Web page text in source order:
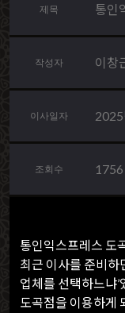
제목 통인
작성자 이창
이사일자 2025
조회수 1756
통인익스프레스 도
최근 이사를 준비하
업체를 선택하느냐
도곡점을 이용하게